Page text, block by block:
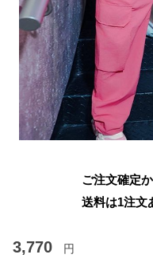
ご注文確定
送料は1注文
3,770 円